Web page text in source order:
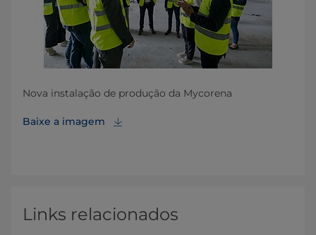
Nova instalação de produção da Mycorena
Baixe a imagem
Links relacionados